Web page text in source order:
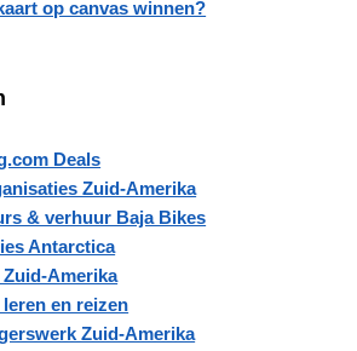
op canvas winnen?
Deals
Zuid-Amerika
& verhuur Baja Bikes
Antarctica
Zuid-Amerika
leren en reizen
Zuid-Amerika